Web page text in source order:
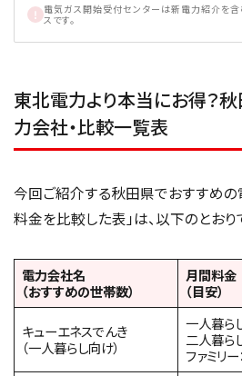
電気ガス開始受付センターは新電力紹介を
スです。
東北電力より本当にお得？
力会社・比較一覧表
今回ご紹介する秋田県でおすすめ
料金を比較した表」は、以下のとおり
電力会社名
（おすすめの世帯数）
月間料金
（目安）
キューエネスでんき
（一人暮らし向け）
一人暮ら
二人暮ら
ファミリ